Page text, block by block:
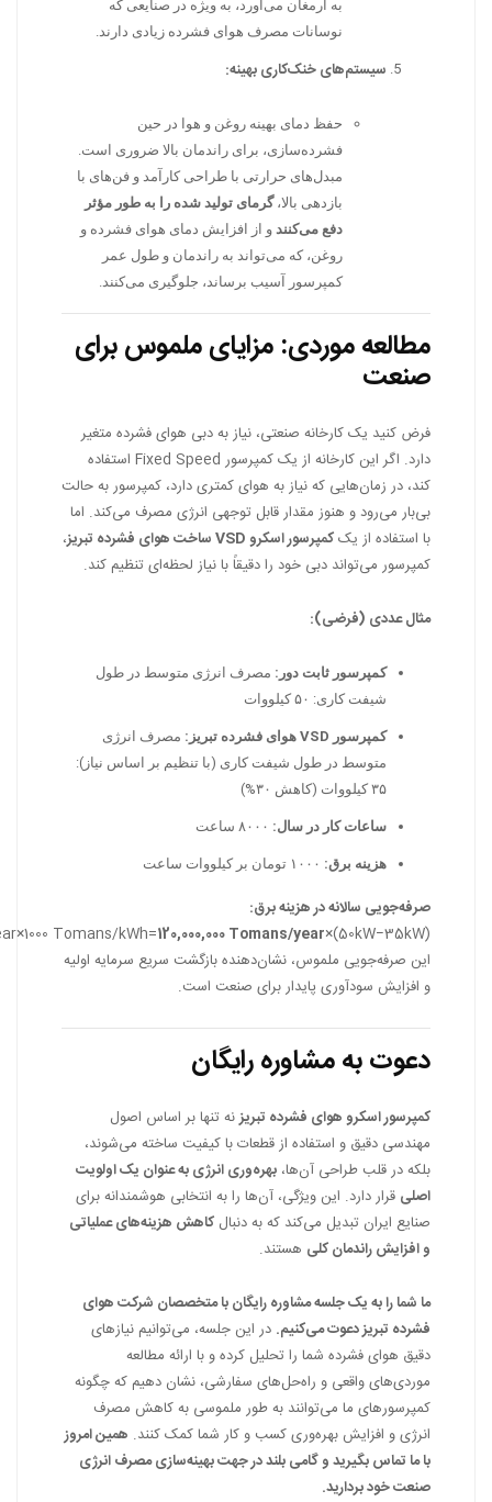
به ارمغان می‌آورد، به ویژه در صنایعی که
نوسانات مصرف هوای فشرده زیادی دارند.
سیستم‌های خنک‌کاری بهینه:
حفظ دمای بهینه روغن و هوا در حین
فشرده‌سازی، برای راندمان بالا ضروری است.
مبدل‌های حرارتی با طراحی کارآمد و فن‌های با
بازدهی بالا،گرمای تولید شده را به طور مؤثر
دفع می‌کنند و از افزایش دمای هوای فشرده و
روغن، که می‌تواند به راندمان و طول عمر
کمپرسور آسیب برساند، جلوگیری می‌کنند.
مطالعه موردی: مزایای ملموس برای
صنعت
فرض کنید یک کارخانه صنعتی، نیاز به دبی هوای فشرده متغیر
دارد. اگر این کارخانه از یک کمپرسور Fixed Speed استفاده
کند، در زمان‌هایی که نیاز به هوای کمتری دارد، کمپرسور به حالت
بی‌بار می‌رود و هنوز مقدار قابل توجهی انرژی مصرف می‌کند. اما
با استفاده از یککمپرسور اسکرو VSD ساخت هوای فشرده تبریز
،
کمپرسور می‌تواند دبی خود را دقیقاً با نیاز لحظه‌ای تنظیم کند.
مثال عددی (فرضی):
کمپرسور ثابت دور: مصرف انرژی متوسط در طول
شیفت کاری: ۵۰ کیلووات
کمپرسور VSD هوای فشرده تبریز:
مصرف انرژی
متوسط در طول شیفت کاری (با تنظیم بر اساس نیاز):
۳۵ کیلووات (کاهش ۳۰%)
ساعات کار در سال:
هزینه برق:
صرفه‌جویی سالانه در هزینه برق:
(
50kW−35kW
)
×
×1000 Tomans/kWh=120,000,000Tomans/year
این صرفه‌جویی ملموس، نشان‌دهنده بازگشت سریع سرمایه اولیه
و افزایش سودآوری پایدار برای صنعت است.
دعوت به مشاوره رایگان
کمپرسور اسکرو هوای فشرده تبریزنه تنها بر اساس اصول
مهندسی دقیق و استفاده از قطعات با کیفیت ساخته می‌شوند،
بلکه در قلب طراحی آن‌ها، بهره‌وری انرژی به عنوان یک اولویت
اصلی قرار دارد. این ویژگی، آن‌ها را به انتخابی هوشمندانه برای
صنایع ایران تبدیل می‌کند که به دنبال کاهش هزینه‌های عملیاتی
و افزایش راندمان کلی هستند.
ما شما را به یک جلسه مشاوره رایگان با متخصصان شرکت هوای
فشرده تبریز دعوت می‌کنیم. در این جلسه، می‌توانیم نیازهای
دقیق هوای فشرده شما را تحلیل کرده و با ارائه مطالعه
موردی‌های واقعی و راه‌حل‌های سفارشی، نشان دهیم که چگونه
کمپرسورهای ما می‌توانند به طور ملموسی به کاهش مصرف
انرژی و افزایش بهره‌وری کسب و کار شما کمک کنند. همین امروز
با ما تماس بگیرید و گامی بلند در جهت بهینه‌سازی مصرف انرژی
صنعت خود بردارید.